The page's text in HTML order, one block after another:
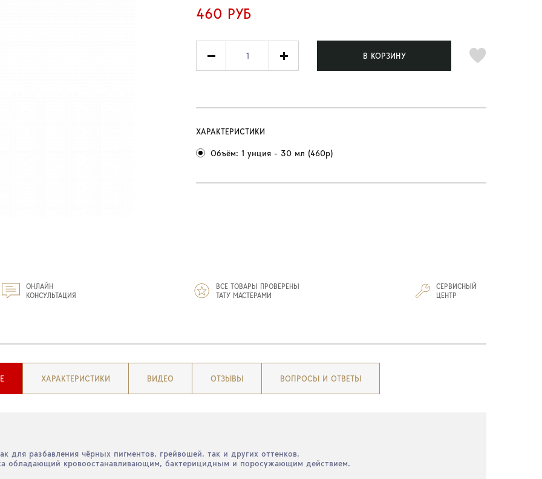
460 РУБ
В КОРЗИНУ
ХАРАКТЕРИСТИКИ
Объём: 1 унция - 30 мл (460р)
ОНЛАЙН
КОНСУЛЬТАЦИЯ
ВСЕ ТОВАРЫ ПРОВЕРЕНЫ
ТАТУ МАСТЕРАМИ
СЕРВИСНЫЙ
ЦЕНТР
ХАРАКТЕРИСТИКИ ВИДЕО ОТЗЫВЫ ВОПРОСЫ И ОТВЕТЫ
для разбавления чёрных пигментов, грейвошей, так и других оттенков.
обладающий кровоостанавливающим, бактерицидным и поросужающим действием.